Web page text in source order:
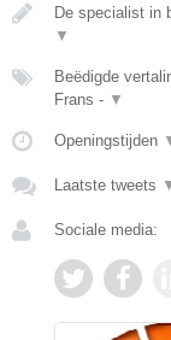
De specialist in
▼
Beëdigde
Frans - ▼
Openingstijden
Laatste tweets
Sociale media: